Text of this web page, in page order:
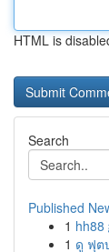
HTML is
Search
Published
1 hh88
1 ดู ฟุต